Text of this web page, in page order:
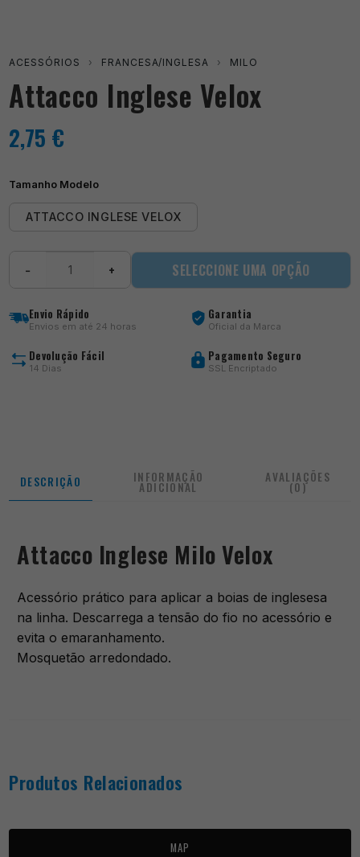
ACESSÓRIOS › FRANCESA/INGLESA › MILO
Attacco Inglese Velox
2,75 €
Tamanho Modelo
ATTACCO INGLESE VELOX
Velox
− + SELECCIONE UMA OPÇÃO
Envio Rápido
Envios em até 24 horas
Garantia
Oficial da Marca
Devolução Fácil
14 Dias
Pagamento Seguro
SSL Encriptado
DESCRIÇÃO INFORMAÇÃO
ADICIONAL
AVALIAÇÕES
(0)
Attacco Inglese Milo Velox
Acessório prático para aplicar a boias de inglesesa
na linha. Descarrega a tensão do fio no acessório e
evita o emaranhamento.
Mosquetão arredondado.
Produtos Relacionados
MAP